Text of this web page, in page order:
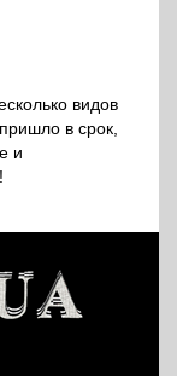
видов
в срок,
и